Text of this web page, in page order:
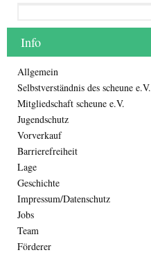
Info
Allgemein
Selbstverständnis des scheune e.V.
Mitgliedschaft scheune e.V.
Jugendschutz
Vorverkauf
Barrierefreiheit
Lage
Geschichte
Impressum/Datenschutz
Jobs
Team
Förderer